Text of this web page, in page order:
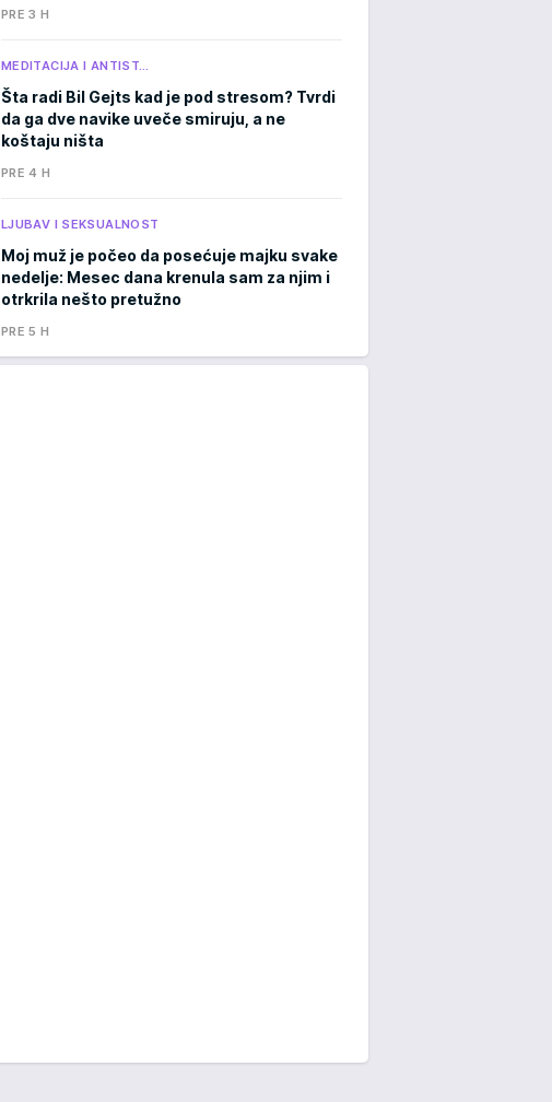
PRE 3 H
MEDITACIJA I ANTIST…
Šta radi Bil Gejts kad je pod stresom? Tvrdi
da ga dve navike uveče smiruju, a ne
koštaju ništa
PRE 4 H
LJUBAV I SEKSUALNOST
Moj muž je počeo da posećuje majku svake
nedelje: Mesec dana krenula sam za njim i
otrkrila nešto pretužno
PRE 5 H